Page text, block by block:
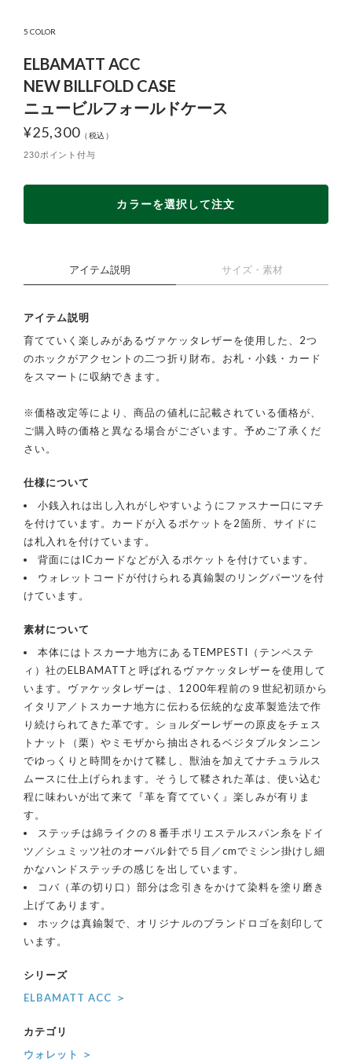
5 COLOR
ELBAMATT ACC
NEW BILLFOLD CASE
ニュービルフォールドケース
¥25,300
230ポイント付与
カラーを選択して注文
アイテム説明 サイズ・素材
アイテム説明
育てていく楽しみがあるヴァケッタレザーを使用した、2つ
のホックがアクセントの二つ折り財布。お札・小銭・カード
をスマートに収納できます。
※価格改定等により、商品の値札に記載されている価格が、
ご購入時の価格と異なる場合がございます。予めご了承くだ
さい。
仕様について
小銭入れは出し入れがしやすいようにファスナー口にマチ
を付けています。カードが入るポケットを2箇所、サイドに
は札入れを付けています。
背面にはICカードなどが入るポケットを付けています。
ウォレットコードが付けられる真鍮製のリングパーツを付
けています。
素材について
本体にはトスカーナ地方にあるTEMPESTI（テンペステ
ィ）社のELBAMATTと呼ばれるヴァケッタレザーを使用して
います。ヴァケッタレザーは、1200年程前の９世紀初頭から
イタリア／トスカーナ地方に伝わる伝統的な皮革製造法で作
り続けられてきた革です。ショルダーレザーの原皮をチェス
トナット（栗）やミモザから抽出されるベジタブルタンニン
でゆっくりと時間をかけて鞣し、獣油を加えてナチュラルス
ムースに仕上げられます。そうして鞣された革は、使い込む
程に味わいが出て来て『革を育てていく』楽しみが有りま
す。
ステッチは綿ライクの８番手ポリエステルスパン糸をドイ
ツ／シュミッツ社のオーバル針で５目／cmでミシン掛けし細
かなハンドステッチの感じを出しています。
コバ（革の切り口）部分は念引きをかけて染料を塗り磨き
上げてあります。
ホックは真鍮製で、オリジナルのブランドロゴを刻印して
います。
シリーズ
ELBAMATT ACC ＞
カテゴリ
ウォレット ＞